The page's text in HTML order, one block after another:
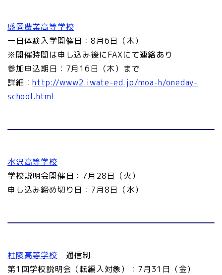
盛岡農業高等学校
一日体験入学開催日：8月6日（木）
※開催時間は申し込み後にFAXにて連絡あり
参加申込期日：7月16日（木）まで
詳細：http://www2.iwate-ed.jp/moa-h/oneday-
school.html
水沢高等学校
学校説明会開催日：7月28日（火）
申し込み締め切り日：7月8日（水）
杜陵高等学校 通信制
第1回学校説明会（転編入対象）：7月31日（金）